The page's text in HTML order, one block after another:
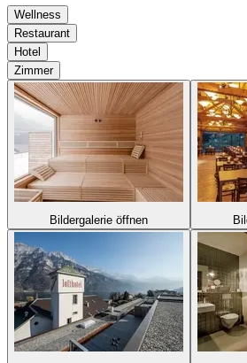
Wellness
Restaurant
Hotel
Zimmer
Bildergalerie öffnen